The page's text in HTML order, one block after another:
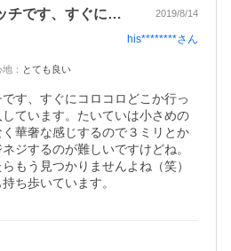
定番中の定番のキャッチです、すぐにコロ… 2019/8/14
his********さん
地 ： とても良い
す、すぐにコロコロどこか行っ
ています。たいていは小さめの
華奢な感じするので３ミリとか
ジするのが難しいですけどね。
もう見つかりませんよね（笑）
ち歩いています。